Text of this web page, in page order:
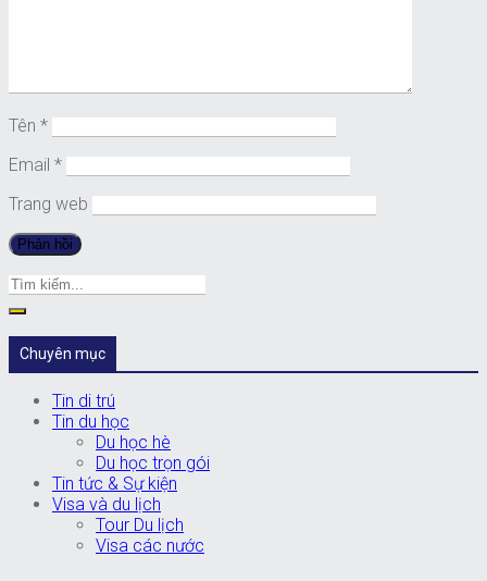
Tên *
Email *
Trang web
Chuyên mục
Tin di trú
Tin du học
Du học hè
Du học trọn gói
Tin tức & Sự kiện
Visa và du lịch
Tour Du lịch
Visa các nước